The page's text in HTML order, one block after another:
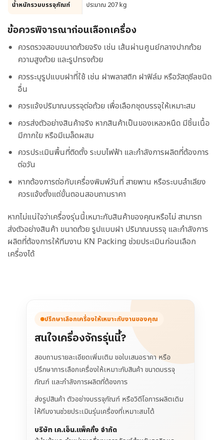
น้ำหนักรวมบรรจุภัณฑ์
ประมาณ 207 kg
ข้อควรพิจารณาก่อนเลือกเครื่อง
ควรตรวจสอบขนาดถ้วยจริง เช่น เส้นผ่านศูนย์กลางปากถ้วย
ความสูงถ้วย และรูปทรงถ้วย
ควรระบุรูปแบบฝาที่ใช้ เช่น ฝาพลาสติก ฝาฟิล์ม หรือวัสดุซีลชนิด
อื่น
ควรแจ้งปริมาณบรรจุต่อถ้วย เพื่อเลือกชุดบรรจุให้เหมาะสม
ควรส่งตัวอย่างสินค้าจริง หากสินค้าเป็นของเหลวหนืด มีชิ้นเนื้อ
มีกากใย หรือมีเมล็ดผสม
ควรประเมินพื้นที่ติดตั้ง ระบบไฟฟ้า และกำลังการผลิตที่ต้องการ
ต่อวัน
หากต้องการต่อกับเครื่องพิมพ์วันที่ สายพาน หรือระบบลำเลียง
ควรแจ้งตั้งแต่ขั้นตอนสอบถามราคา
หากไม่แน่ใจว่าเครื่องรุ่นนี้เหมาะกับสินค้าของคุณหรือไม่ สามารถ
ส่งตัวอย่างสินค้า ขนาดถ้วย รูปแบบฝา ปริมาณบรรจุ และกำลังการ
ผลิตที่ต้องการให้ทีมงาน KN Packing ช่วยประเมินก่อนเลือก
เครื่องได้
ปรึกษาเลือกเครื่องให้เหมาะกับงานของคุณ
สนใจเครื่องจักรรุ่นนี้?
สอบถามรายละเอียดเพิ่มเติม ขอใบเสนอราคา หรือ
ปรึกษาการเลือกเครื่องให้เหมาะกับสินค้า ขนาดบรรจุ
ภัณฑ์ และกำลังการผลิตที่ต้องการ
ส่งรูปสินค้า ตัวอย่างบรรจุภัณฑ์ หรือวิดีโอการผลิตเดิม
ให้ทีมงานช่วยประเมินรุ่นเครื่องที่เหมาะสมได้
บริษัท เค.เอ็น.แพ็คกิ้ง จำกัด